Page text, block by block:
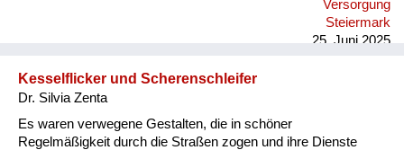
Versorgung
Steiermark
25. Juni 2025
Kesselflicker und Scherenschleifer
Dr. Silvia Zenta
Es waren verwegene Gestalten, die in schöner
Regelmäßigkeit durch die Straßen zogen und ihre Dienste